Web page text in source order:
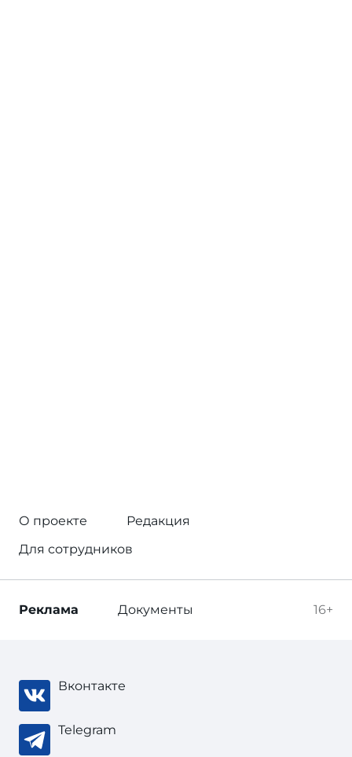
О проекте
Редакция
Для сотрудников
16+
Реклама Документы
Вконтакте
Telegram